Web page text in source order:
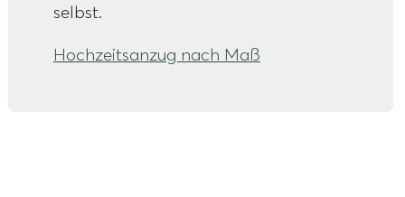
selbst.
Hochzeitsanzug nach Maß